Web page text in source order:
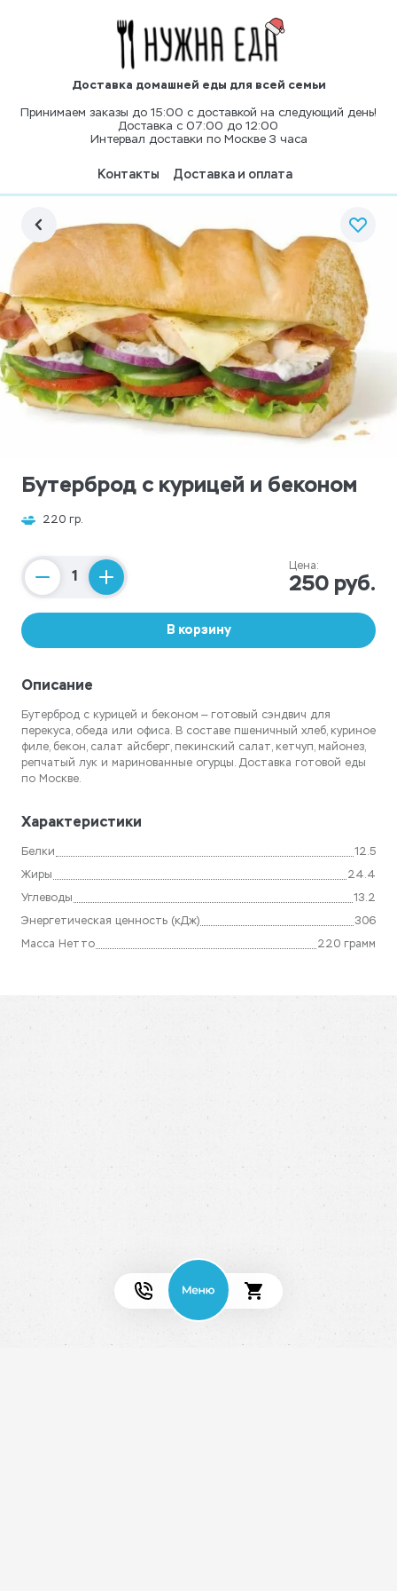
Доставка домашней еды для всей семьи
Принимаем заказы до 15:00 с доставкой на следующий день!
Доставка с 07:00 до 12:00
Интервал доставки по Москве 3 часа
Контакты Доставка и оплата
Бутерброд с курицей и беконом
220 гр.
Counter
Цена:
250 руб.
В корзину
Описание
Бутерброд с курицей и беконом — готовый сэндвич для
перекуса, обеда или офиса. В составе пшеничный хлеб, куриное
филе, бекон, салат айсберг, пекинский салат, кетчуп, майонез,
репчатый лук и маринованные огурцы. Доставка готовой еды
по Москве.
Характеристики
Белки 12.5
Жиры 24.4
Углеводы 13.2
Энергетическая ценность (кДж) 306
Масса Нетто 220 грамм